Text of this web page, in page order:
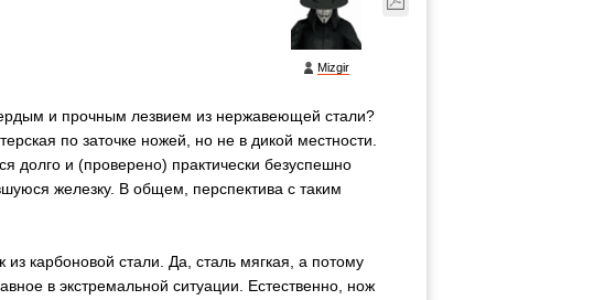
Mizgir
и прочным лезвием из нержавеющей стали?
по заточке ножей, но не в дикой местности.
долго и (проверено) практически безуспешно
железку. В общем, перспектива с таким
карбоновой стали. Да, сталь мягкая, а потому
в экстремальной ситуации. Естественно, нож